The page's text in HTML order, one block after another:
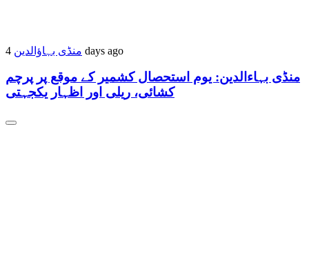
منڈی بہاؤالدین 4 days ago
منڈی بہاءالدین: یوم استحصال کشمیر کے موقع پر پرچم
کشائی، ریلی اور اظہار یکجہتی